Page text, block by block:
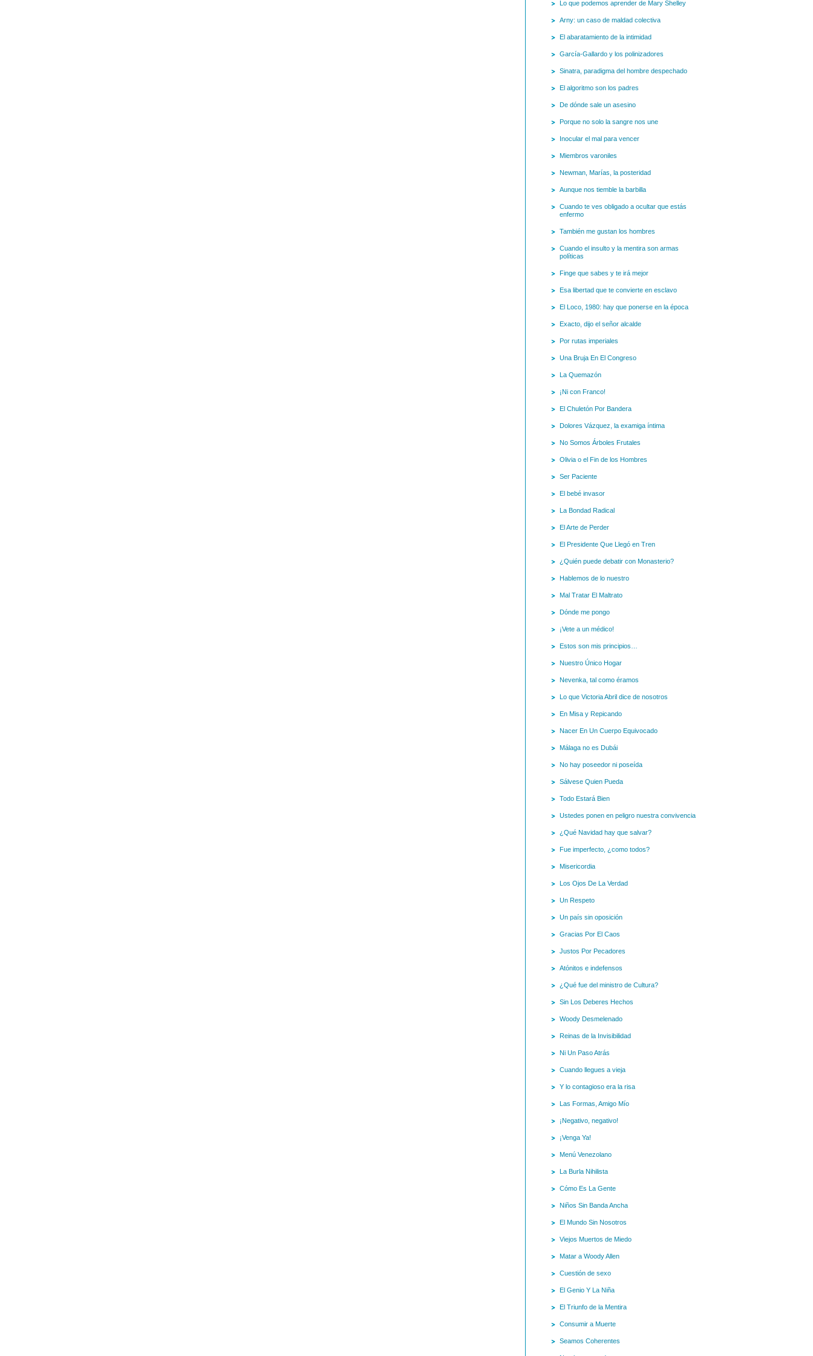
Lo que podemos aprender de Mary Shelley
Arny: un caso de maldad colectiva
El abaratamiento de la intimidad
García-Gallardo y los polinizadores
Sinatra, paradigma del hombre despechado
El algoritmo son los padres
De dónde sale un asesino
Porque no solo la sangre nos une
Inocular el mal para vencer
Miembros varoniles
Newman, Marías, la posteridad
Aunque nos tiemble la barbilla
Cuando te ves obligado a ocultar que estás
enfermo
También me gustan los hombres
Cuando el insulto y la mentira son armas
políticas
Finge que sabes y te irá mejor
Esa libertad que te convierte en esclavo
El Loco, 1980: hay que ponerse en la época
Exacto, dijo el señor alcalde
Por rutas imperiales
Una Bruja En El Congreso
La Quemazón
¡Ni con Franco!
El Chuletón Por Bandera
Dolores Vázquez, la examiga íntima
No Somos Árboles Frutales
Olivia o el Fin de los Hombres
Ser Paciente
El bebé invasor
La Bondad Radical
El Arte de Perder
El Presidente Que Llegó en Tren
¿Quién puede debatir con Monasterio?
Hablemos de lo nuestro
Mal Tratar El Maltrato
Dónde me pongo
¡Vete a un médico!
Estos son mis principios…
Nuestro Único Hogar
Nevenka, tal como éramos
Lo que Victoria Abril dice de nosotros
En Misa y Repicando
Nacer En Un Cuerpo Equivocado
Málaga no es Dubái
No hay poseedor ni poseída
Sálvese Quien Pueda
Todo Estará Bien
Ustedes ponen en peligro nuestra convivencia
¿Qué Navidad hay que salvar?
Fue imperfecto, ¿como todos?
Misericordia
Los Ojos De La Verdad
Un Respeto
Un país sin oposición
Gracias Por El Caos
Justos Por Pecadores
Atónitos e indefensos
¿Qué fue del ministro de Cultura?
Sin Los Deberes Hechos
Woody Desmelenado
Reinas de la Invisibilidad
Ni Un Paso Atrás
Cuando llegues a vieja
Y lo contagioso era la risa
Las Formas, Amigo Mío
¡Negativo, negativo!
¡Venga Ya!
Menú Venezolano
La Burla Nihilista
Cómo Es La Gente
Niños Sin Banda Ancha
El Mundo Sin Nosotros
Viejos Muertos de Miedo
Matar a Woody Allen
Cuestión de sexo
El Genio Y La Niña
El Triunfo de la Mentira
Consumir a Muerte
Seamos Coherentes